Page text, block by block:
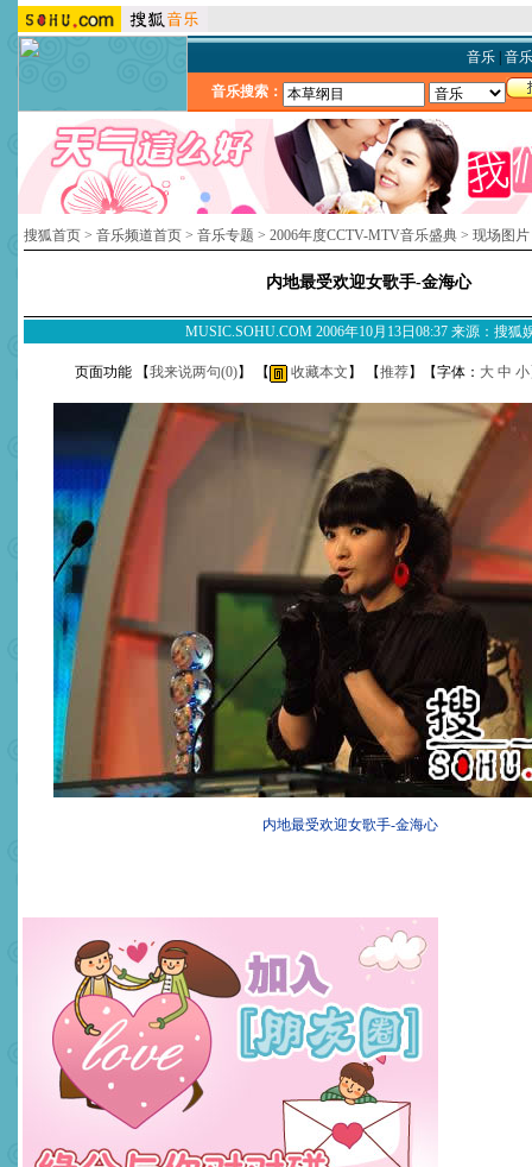
音乐| 音
音乐搜索：
搜狐首页 > 音乐频道首页 > 音乐专题 > 2006年度CCTV-MTV音乐盛典 > 现场图片
内地最受欢迎女歌手-金海心
MUSIC.SOHU.COM 2006年10月13日08:37 来源：搜狐
页面功能 【我来说两句(0)】 【 收藏本文 】 【推荐】【字体： 大 中 小
内地最受欢迎女歌手-金海心